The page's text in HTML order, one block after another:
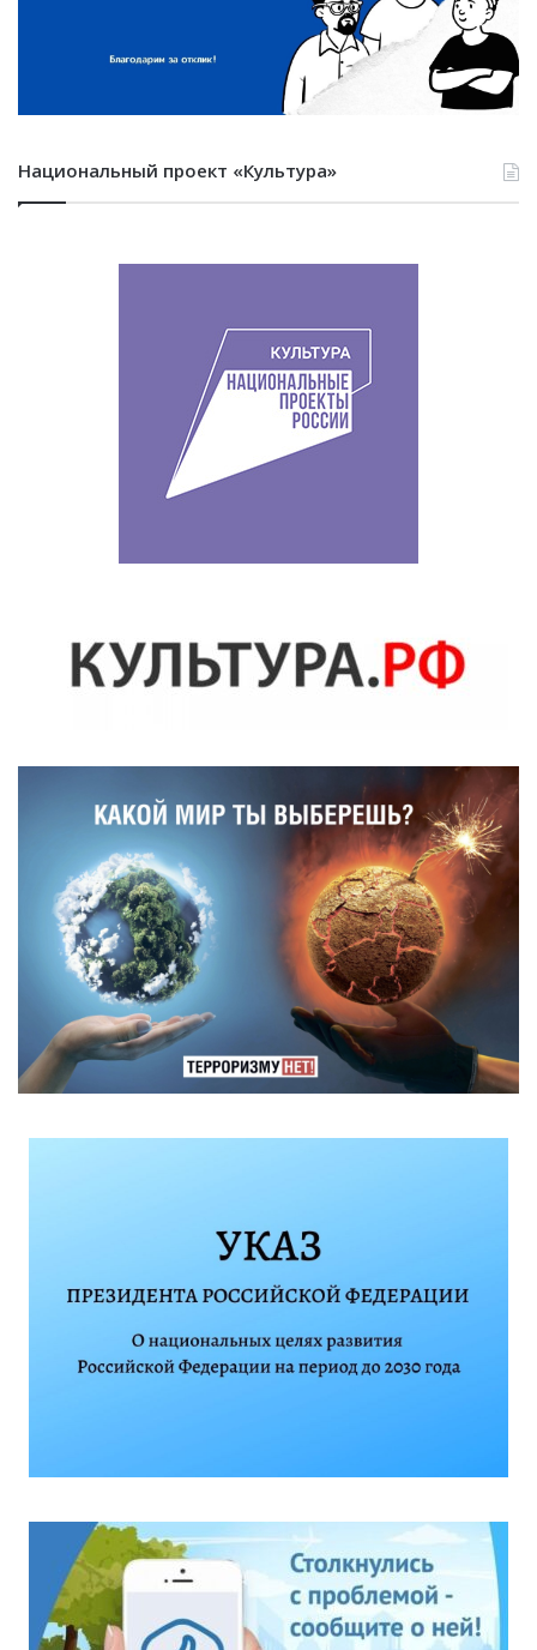
Национальный проект «Культура»